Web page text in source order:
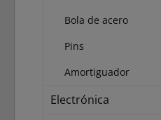
Bola de acero
Pins
Amortiguador
Electrónica